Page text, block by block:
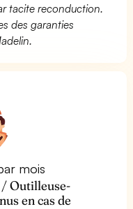
tacite reconduction.
des garanties
mois
Outilleuse-
en cas de